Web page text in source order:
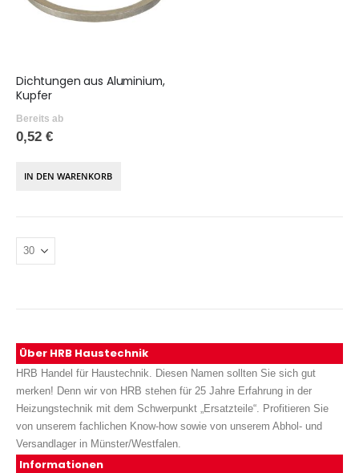
Dichtungen aus Aluminium,
Kupfer
Bereits ab
0,52 €
IN DEN WARENKORB
Über HRB Haustechnik
HRB Handel für Haustechnik. Diesen Namen sollten Sie sich gut
merken! Denn wir von HRB stehen für 25 Jahre Erfahrung in der
Heizungstechnik mit dem Schwerpunkt „Ersatzteile“. Profitieren Sie
von unserem fachlichen Know-how sowie von unserem Abhol- und
Versandlager in Münster/Westfalen.
Informationen